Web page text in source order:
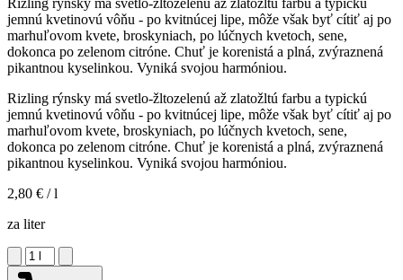
jemnú kvetinovú vôňu - po kvitnúcej lipe, môže však byť cítiť aj po
marhuľovom kvete, broskyniach, po lúčnych kvetoch, sene,
dokonca po zelenom citróne. Chuť je korenistá a plná, zvýraznená
pikantnou kyselinkou. Vyniká svojou harmóniou.
Rizling rýnsky má svetlo-žltozelenú až zlatožltú farbu a typickú
jemnú kvetinovú vôňu - po kvitnúcej lipe, môže však byť cítiť aj po
marhuľovom kvete, broskyniach, po lúčnych kvetoch, sene,
dokonca po zelenom citróne. Chuť je korenistá a plná, zvýraznená
pikantnou kyselinkou. Vyniká svojou harmóniou.
2,80 € / l
za liter